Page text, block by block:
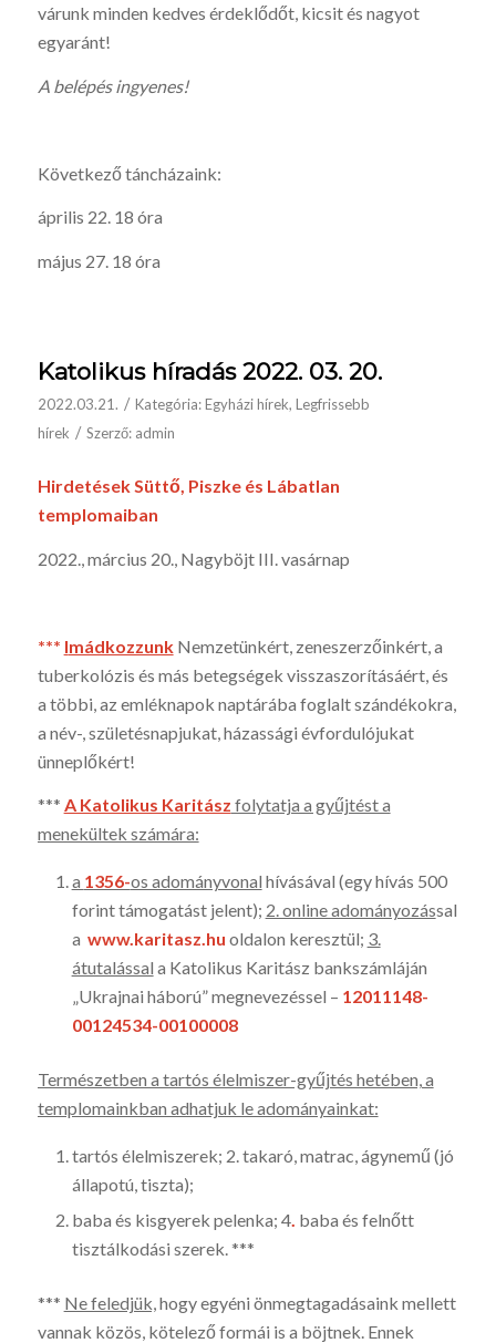
várunk minden kedves érdeklődőt, kicsit és nagyot
egyaránt!
A belépés ingyenes!
Következő táncházaink:
április 22. 18 óra
május 27. 18 óra
Katolikus híradás 2022. 03. 20.
2022.03.21. / Kategória:Egyházi hírek, Legfrissebb
hírek / Szerző: admin
Hirdetések Süttő, Piszke és Lábatlan
templomaiban
2022., március 20., Nagyböjt III. vasárnap
*** ImádkozzunkNemzetünkért, zeneszerzőinkért, a
tuberkolózis és más betegségek visszaszorításáért, és
a többi, az emléknapok naptárába foglalt szándékokra,
a név-, születésnap­jukat, há­zassági évfordu­lójukat
ünneplők­ért!
*** A Katolikus Karitász folytatja a gyűjtést a
menekültek szá­mára:
a 1356-os adományvonal hívásával (egy hívás 500
forint tá­mogatást jelent); 2. online adományozással
a www.karitasz.hu oldalon keresztül; 3.
átutalással a Katolikus Karitász bankszámláján
„Ukrajnai háború” megnevezéssel – 12011148-
00124534-00100008
Természetben a tartós élelmiszer-gyűjtés hetében, a
templomainkban adhatjuk le adományainkat:
tartós élelmiszerek; 2. takaró, mat­rac, ágynemű (jó
állapotú, tiszta);
baba és kisgyerek pelenka; 4. baba és felnőtt
tisztálkodási szerek. ***
*** Ne feled­jük, hogy egyéni önmegtagadásaink mel­lett
vannak közös, kötele­ző for­mái is a böjtnek. Ennek